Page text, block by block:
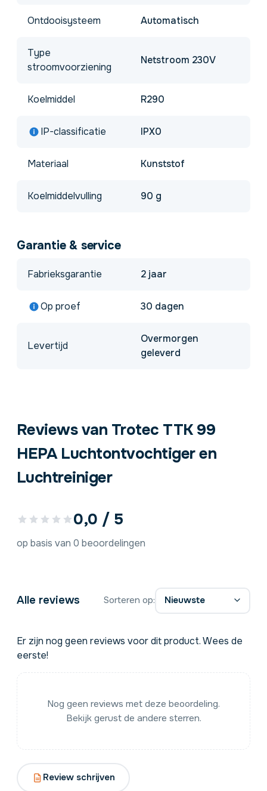
Ontdooisysteem Automatisch
Type
stroomvoorziening
Netstroom 230V
Koelmiddel R290
IP-classificatie IPX0
Materiaal Kunststof
Koelmiddelvulling 90 g
Garantie & service
Fabrieksgarantie 2 jaar
Op proef 30 dagen
Levertijd
Overmorgen
geleverd
Reviews van Trotec TTK 99
HEPA Luchtontvochtiger en
Luchtreiniger
0,0 / 5
op basis van 0 beoordelingen
Alle reviews Sorteren op:
Er zijn nog geen reviews voor dit product. Wees de
eerste!
Nog geen reviews met deze beoordeling.
Bekijk gerust de andere sterren.
Review schrijven